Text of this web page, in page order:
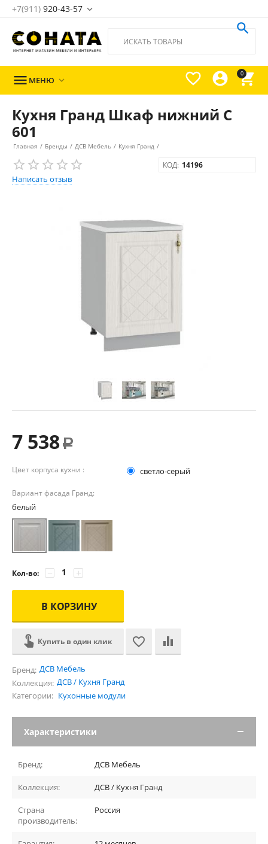
+7(911) 920-43-57 
0




 МЕНЮ 
Кухня Гранд Шкаф нижний С
601
Главная / Бренды / ДСВ Мебель / Кухня Гранд /
Написать отзыв
КОД: 14196
7 538 Р
Цвет корпуса кухни : светло-серый
Вариант фасада Гранд:
белый
Кол-во: +
−
В КОРЗИНУ
Купить в один клик
Бренд: ДСВ Мебель
Коллекция: ДСВ / Кухня Гранд
Категории: Кухонные модули
Характеристики
Бренд: ДСВ Мебель
Коллекция: ДСВ / Кухня Гранд
Страна
производитель:
Россия